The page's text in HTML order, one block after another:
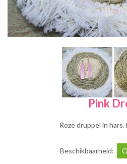
Pink
Roze druppel in
Beschikbaarheid: